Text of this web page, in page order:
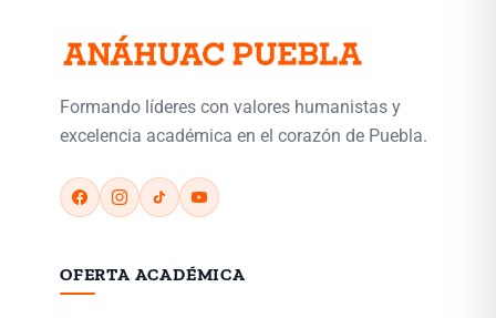
Formando líderes con valores humanistas y
excelencia académica en el corazón de Puebla.
OFERTA ACADÉMICA